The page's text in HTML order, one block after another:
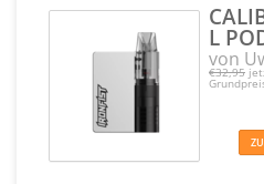
L
von
€32,95